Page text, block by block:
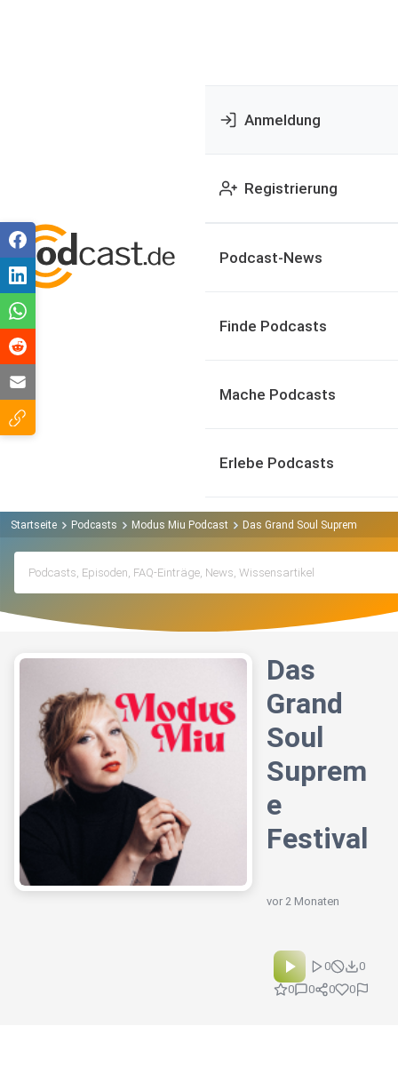
Anmeldung
Registrierung
Podcast-News
Finde Podcasts
Mache Podcasts
Erlebe Podcasts
Startseite Podcasts Modus Miu Podcast Das Grand Soul Supreme
Das
Grand
Soul
Suprem
e
Festival
vor 2 Monaten
0
0
0
0 0 0